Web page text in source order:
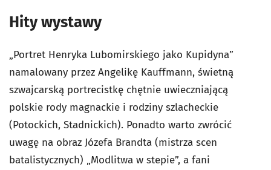
Hity wystawy
„Portret Henryka Lubomirskiego jako Kupidyna”
namalowany przez Angelikę Kauffmann, świetną
szwajcarską portrecistkę chętnie uwieczniającą
polskie rody magnackie i rodziny szlacheckie
(Potockich, Stadnickich). Ponadto warto zwrócić
uwagę na obraz Józefa Brandta (mistrza scen
batalistycznych) „Modlitwa w stepie”, a fani